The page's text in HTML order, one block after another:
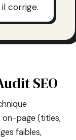
corrige.
SEO
on-page (titles,
faibles,